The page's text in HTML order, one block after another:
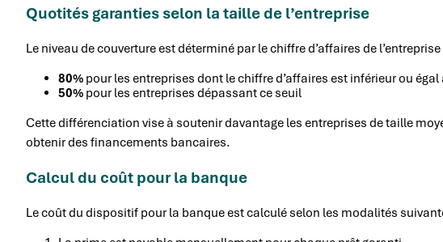
Quotités garanties selon la taille de l’entreprise
Le niveau de couverture est déterminé par le chiffre d’affaires de l’entreprise
80% pour les entreprises dont le chiffre d’affaires est inférieur ou
50% pour les entreprises dépassant ce seuil
Cette différenciation vise à soutenir davantage les entreprises de taille
obtenir des financements bancaires.
Calcul du coût pour la banque
Le coût du dispositif pour la banque est calculé selon les modalités